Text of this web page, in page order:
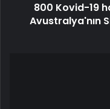
800 Kovid-19
Avustralya'nın